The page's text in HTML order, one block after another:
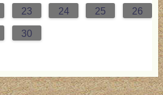
23 24 25 26
30